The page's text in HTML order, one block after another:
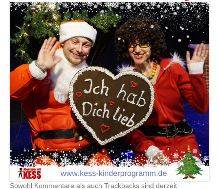
Sowohl Kommentare als auch Trackbacks sind derzeit